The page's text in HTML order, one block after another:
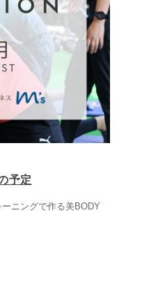
予定
ニングで作る美BODY